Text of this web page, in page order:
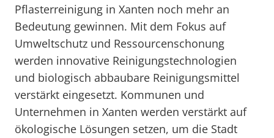
Pflasterreinigung in Xanten noch mehr an
Bedeutung gewinnen. Mit dem Fokus auf
Umweltschutz und Ressourcenschonung
werden innovative Reinigungstechnologien
und biologisch abbaubare Reinigungsmittel
verstärkt eingesetzt. Kommunen und
Unternehmen in Xanten werden verstärkt auf
ökologische Lösungen setzen, um die Stadt